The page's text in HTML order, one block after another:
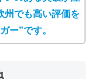
州でも高い評価を
ー”です。